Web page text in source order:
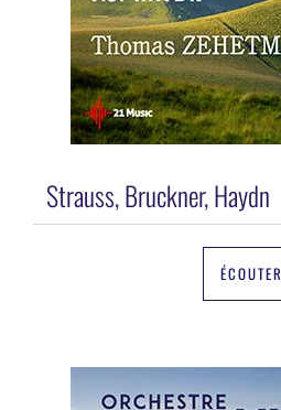
Strauss, Bruckner, Haydn
ÉCOUTER